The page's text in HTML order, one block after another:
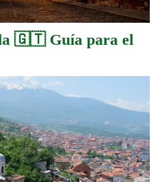
🇬🇹 Guía para el